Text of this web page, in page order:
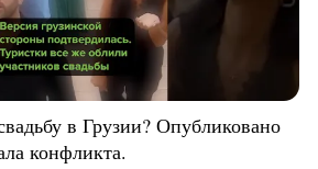
в Грузии? Опубликовано
конфликта.